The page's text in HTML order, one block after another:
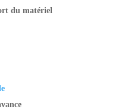
du matériel